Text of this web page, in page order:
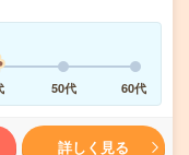
50代 60代
詳しく見る